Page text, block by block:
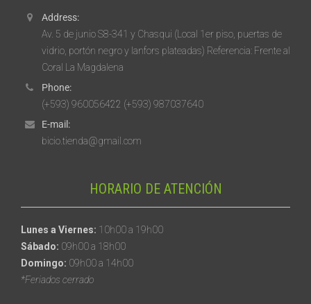
Address:
Av. 5 de junio S8-341 y Chasqui (Local 1er piso, puertas de
vidrio, portón negro y lanfors plateadas) Referencia: Frente al
Coral La Magdalena
Phone:
(+593) 960056422 (+593) 987037640
E-mail:
bicio.tienda@gmail.com
HORARIO DE ATENCIÓN
Lunes a Viernes: 10h00 a 19h00
Sábado: 09h00 a 18h00
Domingo: 09h00 a 14h00
*Feriados cerrado